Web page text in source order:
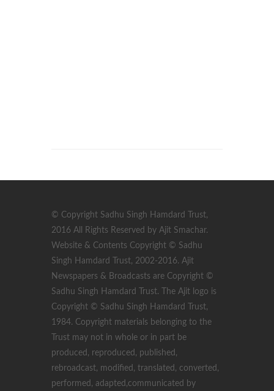
© Copyright Sadhu Singh Hamdard Trust,
2016 All Rights Reserved by Ajit Smachar.
Website & Contents Copyright © Sadhu
Singh Hamdard Trust, 2002-2016. Ajit
Newspapers & Broadcasts are Copyright ©
Sadhu Singh Hamdard Trust. The Ajit logo is
Copyright © Sadhu Singh Hamdard Trust,
1984. Copyright materials belonging to the
Trust may not in whole or in part be
produced, reproduced, published,
rebroadcast, modified, translated, converted,
performed, adapted,communicated by